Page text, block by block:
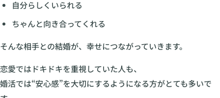
自分らしくいられる
ちゃんと向き合ってくれる
そんな相手との結婚が、幸せにつながっていきます。
恋愛ではドキドキを重視していた人も、
婚活では“安心感”を大切にするようになる方がとても多いで